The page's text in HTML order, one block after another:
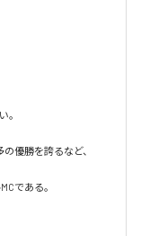
。
優勝を誇るなど、
である。